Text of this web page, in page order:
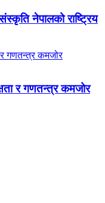
नेपालको राष्ट्रिय
र गणतन्त्र कमजोर